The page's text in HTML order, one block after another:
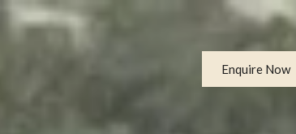
Enquire Now